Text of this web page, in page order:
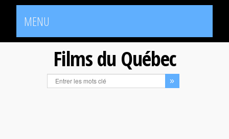
MENU
Films du Québec